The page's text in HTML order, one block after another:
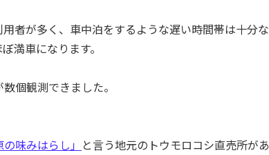
者が多く、車中泊をするような遅い時間帯は十分な
満車になります。
個観測できました。
の味みはらし」 と言う地元のトウモロコシ直売所があ